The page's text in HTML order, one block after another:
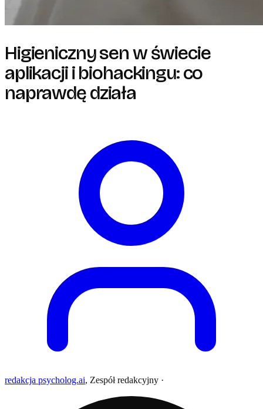
Higieniczny sen w świecie
aplikacji i biohackingu: co
naprawdę działa
redakcja psycholog.ai, Zespół redakcyjny ·